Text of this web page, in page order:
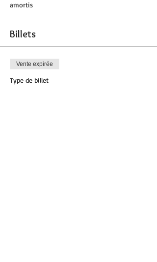
amortis
Billets
Vente expirée
Type de billet